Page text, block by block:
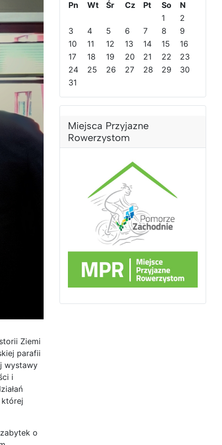
Ziemi
parafii
wystawy
i
o
d
i
r
o
k
d
m
i
e
s
ą
n
m
i
e
s
c
Pn
Wt Śr Cz Pt So
N
1
2
3
4 5 6 7 8
9
10
11 12 13 14 15
16
17
18 19 20 21 22
23
24
25 26 27 28 29
30
31
Miejsca Przyjazne
Rowerzystom